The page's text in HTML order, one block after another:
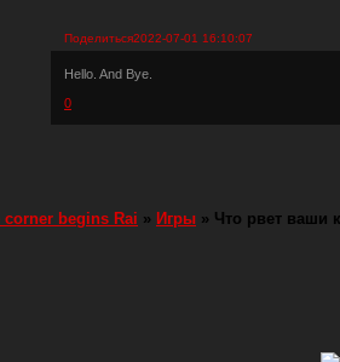
Поделиться2022-07-01 16:10:07
Hello. And Bye.
0
corner begins Rai » Игры » Что рвет ваши